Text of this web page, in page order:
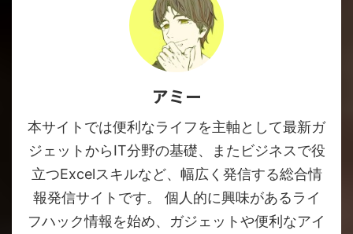
アミー
本サイトでは便利なライフを主軸として最新ガ
ジェットからIT分野の基礎、またビジネスで役
立つExcelスキルなど、幅広く発信する総合情
報発信サイトです。 個人的に興味があるライ
フハック情報を始め、ガジェットや便利なアイ